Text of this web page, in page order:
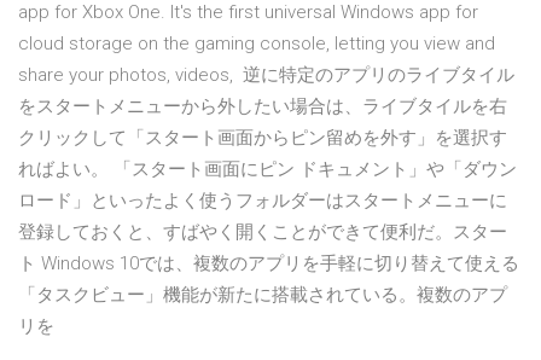
app for Xbox One. It's the first universal Windows app for
cloud storage on the gaming console, letting you view and
share your photos, videos, 逆に特定のアプリのライブタイル
をスタートメニューから外したい場合は、ライブタイルを右
クリックして「スタート画面からピン留めを外す」を選択す
ればよい。 「スタート画面にピン ドキュメント」や「ダウン
ロード」といったよく使うフォルダーはスタートメニューに
登録しておくと、すばやく開くことができて便利だ。スター
ト Windows 10では、複数のアプリを手軽に切り替えて使える
「タスクビュー」機能が新たに搭載されている。複数のアプ
リを